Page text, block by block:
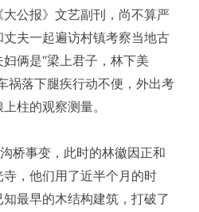
公报》文艺副刊，尚不算严
夫一起遍访村镇考察当地古
俩是“梁上君子，林下美
祸落下腿疾行动不便，外出考
柱的观察测量。
事变，此时的林徽因正和
，他们用了近半个月的时
最早的木结构建筑，打破了